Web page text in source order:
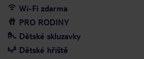
Wi-Fi zdarma
PRO RODINY
Dětské skluzavky
Dětské hřiště